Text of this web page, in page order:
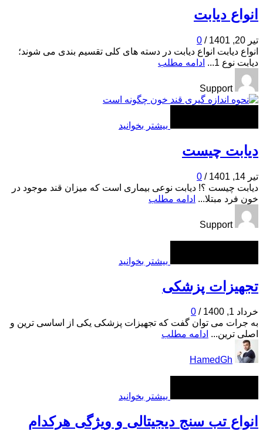
انواع دیابت
تیر 20, 1401 /
0
انواع دیابت انواع دیابت در دسته های کلی تقسیم بندی می شوند؛
دیابت نوع 1...
ادامه مطلب
Support
بیشتر بخوانید
دیابت چیست
تیر 14, 1401 /
0
دیابت چیست ؟! دیابت نوعی بیماری است که میزان قند موجود در
خون فرد مبتلا... ادامه مطلب
Support
بیشتر بخوانید
تجهیزات پزشکی
خرداد 1, 1400 /
0
به جرات می توان گفت که تجهیزات پزشکی یکی از اساسی ترین و
اصلی ترین... ادامه مطلب
HamedGh
بیشتر بخوانید
انواع تب سنج دیجیتالی و ویژگی هرکدام